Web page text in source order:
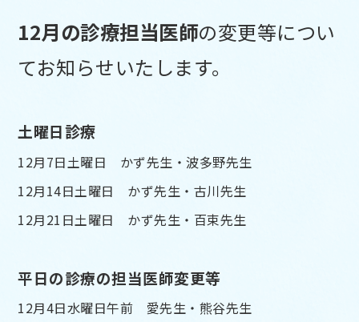
12月の診療担当医師の変更等につい
てお知らせいたします。
土曜日診療
12月7日土曜日 かず先生・波多野先生
12月14日土曜日 かず先生・古川先生
12月21日土曜日 かず先生・百束先生
平日の診療の担当医師変更等
12月4日水曜日午前 愛先生・熊谷先生